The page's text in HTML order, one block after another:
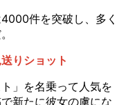
件を突破し、多く
りショット
」を名乗って人気を
新たに彼女の虜にな